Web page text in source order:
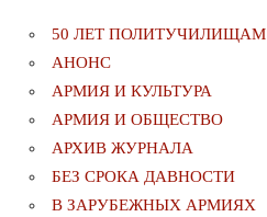
50 ЛЕТ ПОЛИТУЧИЛИЩАМ
АНОНС
АРМИЯ И КУЛЬТУРА
АРМИЯ И ОБЩЕСТВО
АРХИВ ЖУРНАЛА
БЕЗ СРОКА ДАВНОСТИ
В ЗАРУБЕЖНЫХ АРМИЯХ